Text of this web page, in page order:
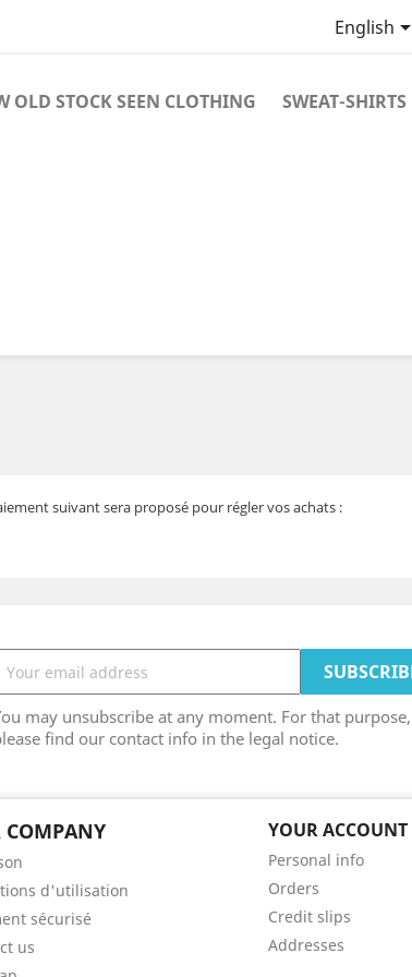
English
OLD STOCK SEEN CLOTHING SWEAT-SHIRTS
suivant sera proposé pour régler vos achats :
may unsubscribe at any moment. For that purpose,
find our contact info in the legal notice.
COMPANY
d'utilisation
sécurisé
us
YOUR ACCOUNT
Personal info
Orders
Credit slips
Addresses